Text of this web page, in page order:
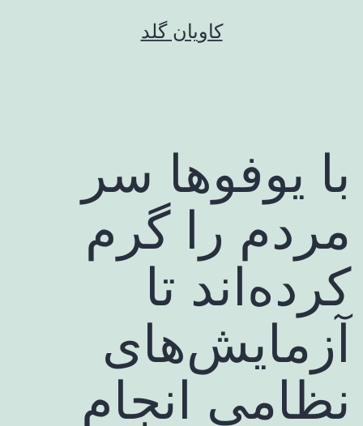
کاویان گلد
با یوفوها سر
مردم را گرم
کرده‌اند تا
آزمایش‌های
نظامی انجام